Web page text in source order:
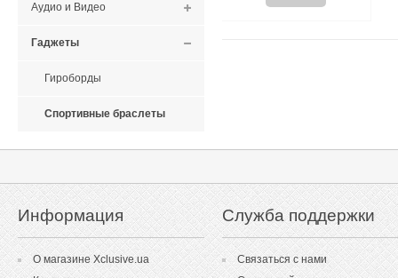
Аудио и Видео
Гаджеты
Гироборды
Спортивные браслеты
Информация
О магазине Xclusive.ua
Служба поддержки
Связаться с нами